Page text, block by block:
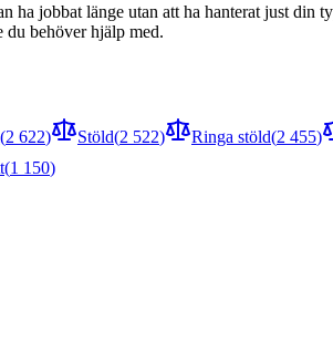
jobbat länge utan att ha hanterat just din
du behöver hjälp med.
(2 622) Stöld(2 522) Ringa stöld(2 455)
(1 150)